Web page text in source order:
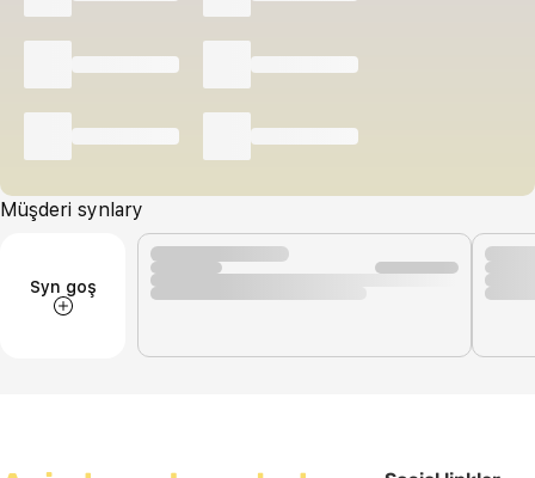
Müşderi synlary
Syn goş